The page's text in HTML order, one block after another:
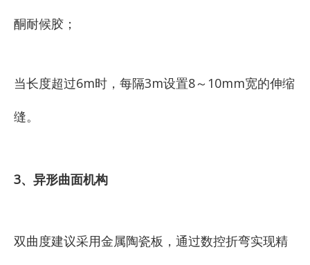
酮耐候胶；
当长度超过6m时，每隔3m设置8～10mm宽的伸缩
缝。
3、异形曲面机构
双曲度建议采用金属陶瓷板，通过数控折弯实现精